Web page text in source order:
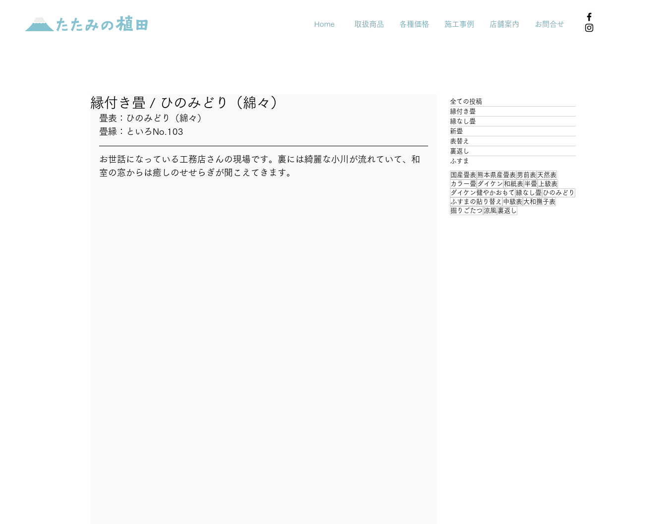
Home 取扱商品 各種価格 施工事例 店舗案内 お問合せ
縁付き畳 / ひのみどり（綿々）
畳表：ひのみどり（綿々）
畳縁：といろNo.103
お世話になっている工務店さんの現場です。裏には綺麗な小川が流れていて、和
室の窓からは癒しのせせらぎが聞こえてきます。
全ての投稿
縁付き畳
縁なし畳
新畳
表替え
裏返し
ふすま
国産畳表 熊本県産畳表 男前表 天然表
カラー畳 ダイケン 和紙表 半畳
上級表
ダイケン健やかおもて 縁なし畳 ひのみどり
ふすまの貼り替え 中級表 大和撫子表
掘りごたつ 涼風 裏返し